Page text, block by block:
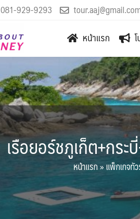
081-929-9293
หน้าแรก
เรือยอร์ชภูเก็ต+กร
หน้าแรก»แพ็กเกจทั